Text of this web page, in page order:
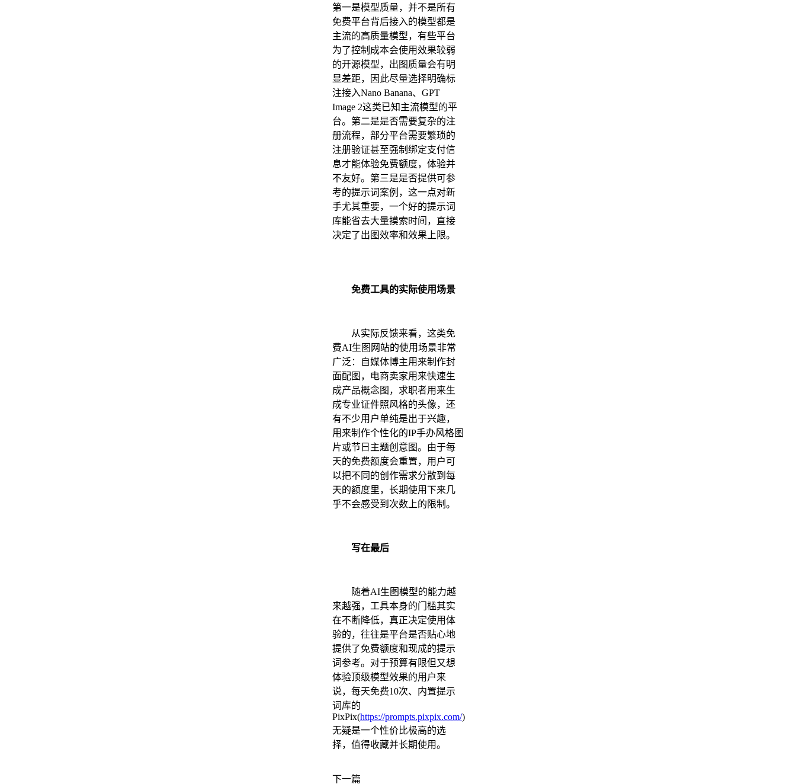
第一是模型质量，并不是所有
免费平台背后接入的模型都是
主流的高质量模型，有些平台
为了控制成本会使用效果较弱
的开源模型，出图质量会有明
显差距，因此尽量选择明确标
注接入Nano Banana、GPT
Image 2这类已知主流模型的平
台。第二是是否需要复杂的注
册流程，部分平台需要繁琐的
注册验证甚至强制绑定支付信
息才能体验免费额度，体验并
不友好。第三是是否提供可参
考的提示词案例，这一点对新
手尤其重要，一个好的提示词
库能省去大量摸索时间，直接
决定了出图效率和效果上限。
免费工具的实际使用场景
从实际反馈来看，这类免
费AI生图网站的使用场景非常
广泛：自媒体博主用来制作封
面配图，电商卖家用来快速生
成产品概念图，求职者用来生
成专业证件照风格的头像，还
有不少用户单纯是出于兴趣，
用来制作个性化的IP手办风格图
片或节日主题创意图。由于每
天的免费额度会重置，用户可
以把不同的创作需求分散到每
天的额度里，长期使用下来几
乎不会感受到次数上的限制。
写在最后
随着AI生图模型的能力越
来越强，工具本身的门槛其实
在不断降低，真正决定使用体
验的，往往是平台是否贴心地
提供了免费额度和现成的提示
词参考。对于预算有限但又想
体验顶级模型效果的用户来
说，每天免费10次、内置提示
词库的
PixPix(https://prompts.pixpix.com/)
无疑是一个性价比极高的选
择，值得收藏并长期使用。
下一篇